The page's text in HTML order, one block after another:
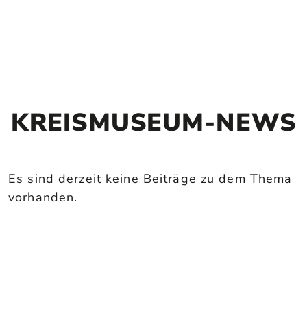
KREISMUSEUM-NEWS
Es sind derzeit keine Beiträge zu dem Thema
vorhanden.